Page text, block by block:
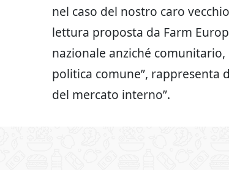
nel caso del nostro caro
lettura proposta da Farm
nazionale anziché
politica comune”, rappresenta
del mercato interno”.